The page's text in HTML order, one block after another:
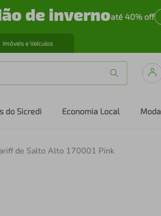
de invernoaté 40% off
Imóveis e Veículos
do Sicredi Economia Local Moda
de Salto Alto 170001 Pink